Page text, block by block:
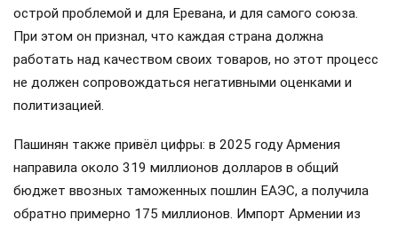
острой проблемой и для Еревана, и для самого союза.
При этом он признал, что каждая страна должна
работать над качеством своих товаров, но этот процесс
не должен сопровождаться негативными оценками и
политизацией.
Пашинян также привёл цифры: в 2025 году Армения
направила около 319 миллионов долларов в общий
бюджет ввозных таможенных пошлин ЕАЭС, а получила
обратно примерно 175 миллионов. Импорт Армении из